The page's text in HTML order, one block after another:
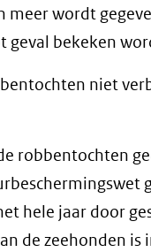
wordt
geval bekeken
niet
robbentochten
hele jaar door
de zeehonden is